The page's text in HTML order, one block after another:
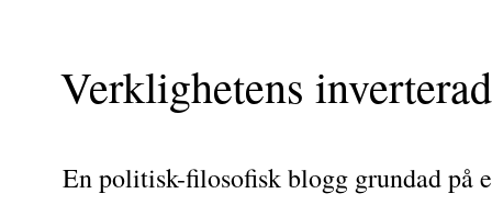
Verklighetens
En politisk-filosofisk blogg grundad på